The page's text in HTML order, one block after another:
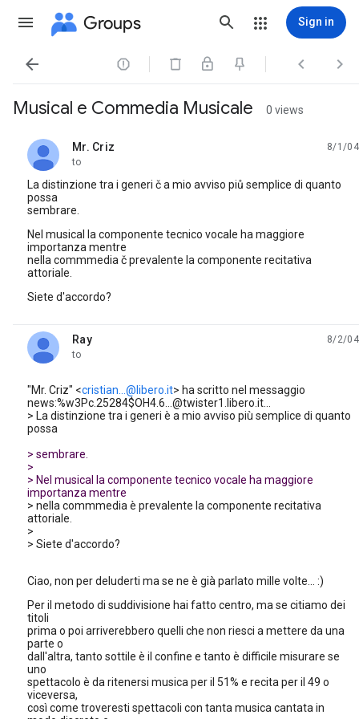
Groups Sign in
   
Musical e Commedia Musicale 0 views
Mr. Criz
unread,
8/1/04
to
La distinzione tra i generi č a mio avviso piů semplice di quanto
possa
sembrare.
Nel musical la componente tecnico vocale ha maggiore
importanza mentre
nella commmedia č prevalente la componente recitativa
attoriale.
Siete d'accordo?
Ray
unread,
8/2/04
to
"Mr. Criz" <cristian...@libero.it> ha scritto nel messaggio
news:%w3Pc.25284$OH4.6...@twister1.libero.it...
> La distinzione tra i generi è a mio avviso più semplice di quanto
possa
> sembrare.
>
> Nel musical la componente tecnico vocale ha maggiore
importanza mentre
> nella commmedia è prevalente la componente recitativa
attoriale.
>
> Siete d'accordo?
Ciao, non per deluderti ma se ne è già parlato mille volte... :)
Per il metodo di suddivisione hai fatto centro, ma se citiamo dei
titoli
prima o poi arriverebbero quelli che non riesci a mettere da una
parte o
dall'altra, tanto sottile è il confine e tanto è difficile misurare se
uno
spettacolo è da ritenersi musica per il 51% e recita per il 49 o
viceversa,
così come troveresti spettacoli con tanta musica cantata in